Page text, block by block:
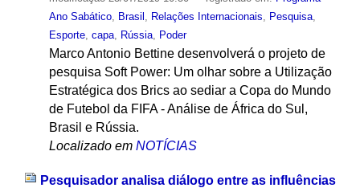
Ano Sabático, Brasil , Relações Internacionais, Pesquisa,
Esporte, capa, Rússia, Poder
Marco Antonio Bettine desenvolverá o projeto de
pesquisa Soft Power: Um olhar sobre a Utilização
Estratégica dos Brics ao sediar a Copa do Mundo
de Futebol da FIFA - Análise de África do Sul,
Brasil e Rússia.
Localizado em NOTÍCIAS
Pesquisador analisa diálogo entre as influências